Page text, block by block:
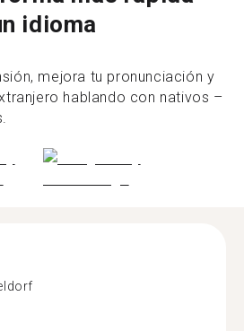
idioma
mejora tu pronunciación y
hablando con nativos –